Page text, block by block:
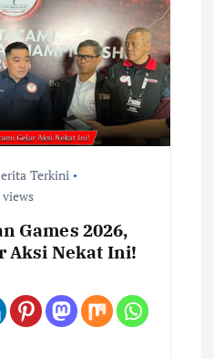
Terkini
views
Games 2026,
Aksi Nekat Ini!